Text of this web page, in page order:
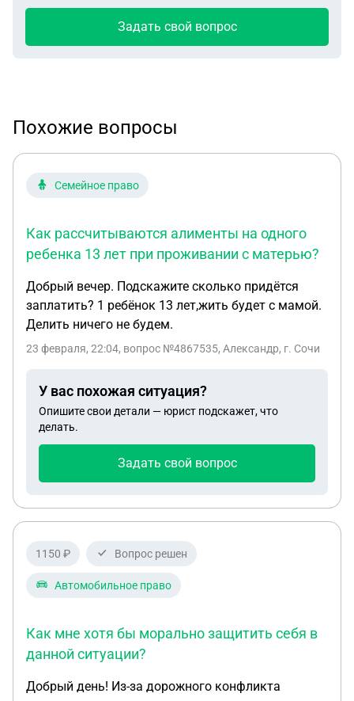
Задать свой вопрос
Похожие вопросы
Семейное право
Как рассчитываются алименты на одного
ребенка 13 лет при проживании с матерью?
Добрый вечер. Подскажите сколько придётся
заплатить? 1 ребёнок 13 лет,жить будет с мамой.
Делить ничего не будем.
23 февраля, 22:04, вопрос №4867535, Александр, г. Сочи
У вас похожая ситуация?
Опишите свои детали — юрист подскажет, что
делать.
Задать свой вопрос
1150 ₽ Вопрос решен
Автомобильное право
Как мне хотя бы морально защитить себя в
данной ситуации?
Добрый день! Из-за дорожного конфликта